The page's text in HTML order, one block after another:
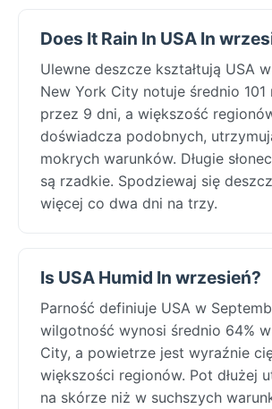
Does It Rain In USA In
Ulewne deszcze kształtują USA
New York City notuje średnio
przez 9 dni, a większość
doświadcza podobnych,
mokrych warunków. Długie
są rzadkie. Spodziewaj się
więcej co dwa dni na trzy.
Is USA Humid In wrzesień?
Parność definiuje USA w
wilgotność wynosi średnio 64%
City, a powietrze jest wyraźnie
większości regionów. Pot dłużej
na skórze niż w suchszych